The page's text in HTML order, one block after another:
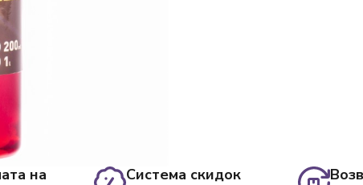
на
Система скидок